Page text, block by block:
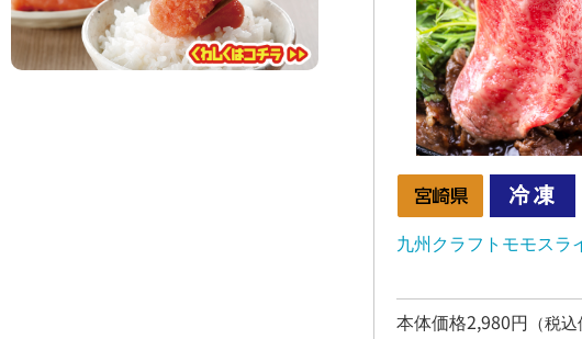
九州クラフトモモスラ
本体価格2,980円 （税